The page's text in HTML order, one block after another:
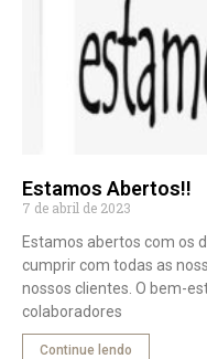
Estamos Abertos!!
7 de abril de 2023
Estamos abertos com os
cumprir com todas as
nossos clientes. O bem-
colaboradores
Continue lendo